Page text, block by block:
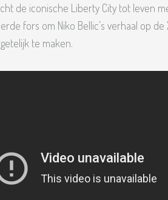
de iconische Liberty City tot leven
fors om Niko Bellic’s verhaal op de
te maken.